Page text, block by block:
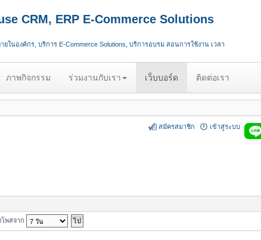
CRM, ERP E-Commerce Solutions
ในองค์กร, บริการ E-Commerce Solutions, บริการอบรม สอนการใช้งาน เวลา
ภาพกิจกรรม ร่วมงานกับเรา เว็บบอร์ด ติดต่อเรา
เข้าสู่ระบบ
สมัครสมาชิก
พสจาก